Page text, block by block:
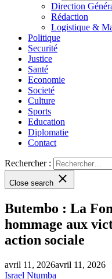
Direction
Rédaction
Logistique &
Politique
Securité
Justice
Santé
Economie
Societé
Culture
Sports
Education
Diplomatie
Contact
Rechercher :
Close search
Butembo : La
hommage aux
action sociale
avril 11, 2026avril 11, 2026
Israel Ntumba